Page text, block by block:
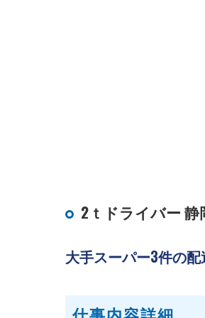
2ｔドライバー
大手スーパー3件の配